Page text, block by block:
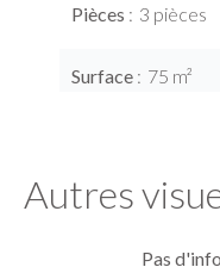
Pièces 3 pièces
Surface 75 m²
Autres
Pas